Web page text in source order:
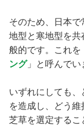
そのため、日本
地型と寒地型を
般的です。これを
ング」と呼んでい
いずれにしても、
を造成し、どう
芝草を選定するこ